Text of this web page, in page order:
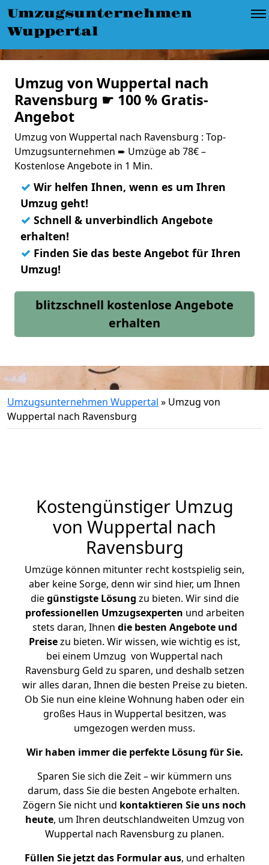
Umzugsunternehmen
Wuppertal
Umzug von Wuppertal nach
Ravensburg ☛ 100 % Gratis-
Angebot
Umzug von Wuppertal nach Ravensburg : Top-
Umzugsunternehmen ➨ Umzüge ab 78€ –
Kostenlose Angebote in 1 Min.
✓ Wir helfen Ihnen, wenn es um Ihren
Umzug geht!
✓ Schnell & unverbindlich Angebote
erhalten!
✓ Finden Sie das beste Angebot für Ihren
Umzug!
blitzschnell kostenlose Angebote
erhalten
Umzugsunternehmen Wuppertal » Umzug von
Wuppertal nach Ravensburg
Kostengünstiger Umzug
von Wuppertal nach
Ravensburg
Umzüge können mitunter recht kostspielig sein,
aber keine Sorge, denn wir sind hier, um Ihnen
diegünstigste Lösung zu bieten. Wir sind die
professionellen Umzugsexperten und arbeiten
stets daran, Ihnen die besten Angebote und
Preisezu bieten. Wir wissen, wie wichtig es ist,
bei einem Umzug von Wuppertal nach
Ravensburg Geld zu sparen, und deshalb setzen
wir alles daran, Ihnen die besten Preise zu bieten.
Ob Sie nun eine kleine Wohnung haben oder ein
großes Haus in Wuppertal besitzen, was
umgezogen werden muss.
Wir haben immer die perfekte Lösung für Sie.
Sparen Sie sich die Zeit – wir kümmern uns
darum, dass Sie die besten Angebote erhalten.
Zögern Sie nicht und kontaktieren Sie uns noch
heute, um Ihren deutschlandweiten Umzug von
Wuppertal nach Ravensburg zu planen.
Füllen Sie jetzt das Formular aus, und erhalten